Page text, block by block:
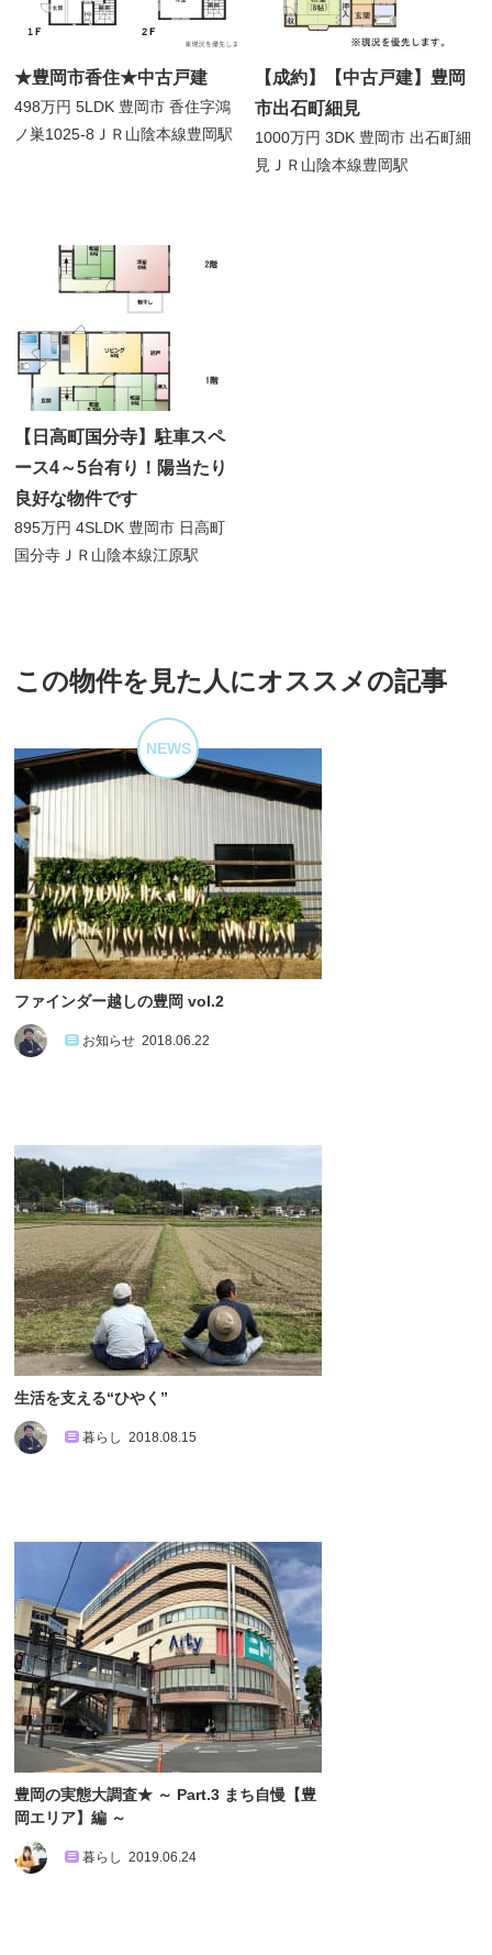
★豊岡市香住★中古戸建
498万円5LDK 豊岡市 香住字鴻
ノ巣1025-8 ＪＲ山陰本線豊岡駅
【成約】【中古戸建】豊岡
市出石町細見
1000万円3DK 豊岡市 出石町細
見 ＪＲ山陰本線豊岡駅
【日高町国分寺】駐車スペ
ース4～5台有り！陽当たり
良好な物件です
895万円4SLDK 豊岡市 日高町
国分寺 ＪＲ山陰本線江原駅
この物件を見た人にオススメの記事
ファインダー越しの豊岡 vol.2
お知らせ 2018.06.22
NEWS
生活を支える“ひやく”
暮らし 2018.08.15
豊岡の実態大調査★ ～ Part.3 まち自慢【豊
岡エリア】編 ～
暮らし 2019.06.24